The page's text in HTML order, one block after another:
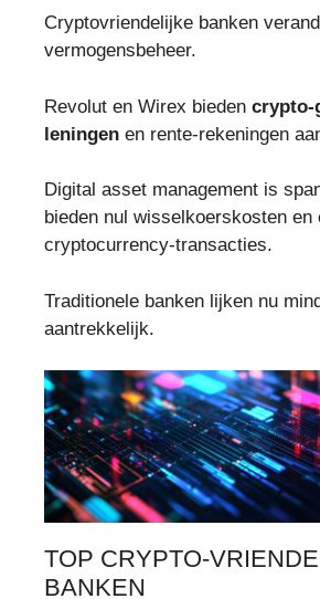
Cryptovriendelijke banken
vermogensbeheer.
Revolut en Wirex bieden crypto-
leningen en rente-rekeningen
Digital asset management is
bieden nul wisselkoerskosten en
cryptocurrency-transacties.
Traditionele banken lijken nu
aantrekkelijk.
TOP CRYPTO-
BANKEN